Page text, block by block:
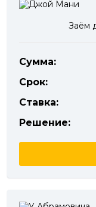
Заём
Сумма:
Срок:
Ставка:
Решение: